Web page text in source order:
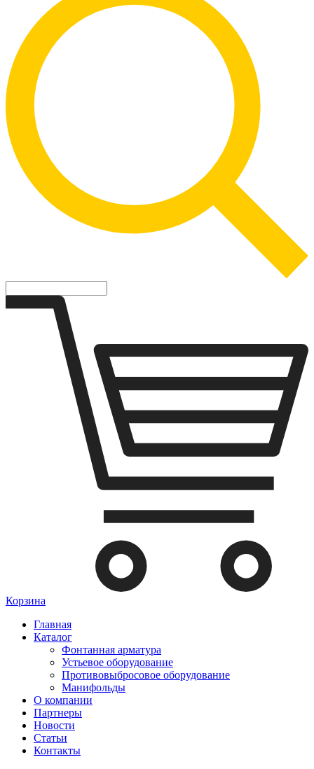
Корзина
Главная
Каталог
Фонтанная арматура
Устьевое оборудование
Противовыбросовое оборудование
Манифольды
О компании
Партнеры
Новости
Статьи
Контакты